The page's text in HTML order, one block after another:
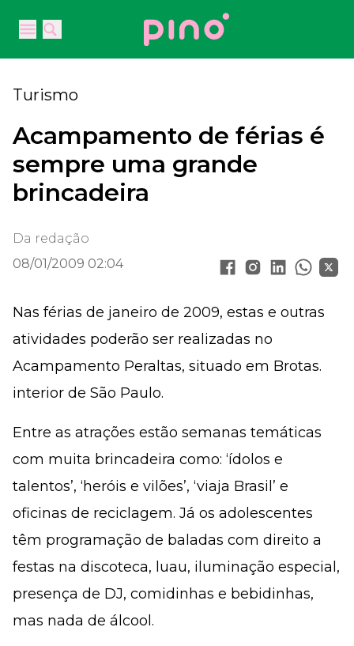
Open main menu
Open main menu
Your Company
Turismo
Acampamento de férias é
sempre uma grande
brincadeira
Da redação
08/01/2009 02:04
Nas férias de janeiro de 2009, estas e outras
atividades poderão ser realizadas no
Acampamento Peraltas, situado em Brotas.
interior de São Paulo.
Entre as atrações estão semanas temáticas
com muita brincadeira como: ‘ídolos e
talentos’, ‘heróis e vilões’, ‘viaja Brasil’ e
oficinas de reciclagem. Já os adolescentes
têm programação de baladas com direito a
festas na discoteca, luau, iluminação especial,
presença de DJ, comidinhas e bebidinhas,
mas nada de álcool.